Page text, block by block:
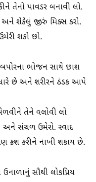
તેનો પાવડર બનાવી લો.
શેકેલું જીરું મિક્સ કરો.
શકો છો.
બપોરના ભોજન સાથે છાશ
છે અને શરીરને ઠંડક આપે
તેને વલોવી લો
અને સંચળ ઉમેરો. સ્વાદ
ક્રશ કરીને નાખી શકાય છે.
સૌથી લોકપ્રિય